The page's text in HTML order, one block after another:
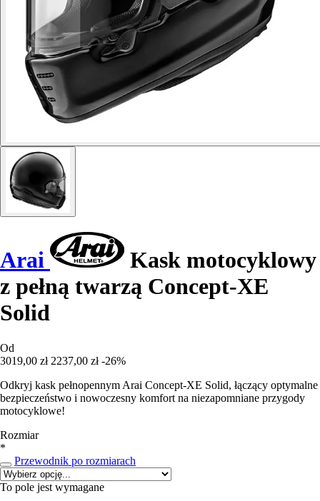
Arai
Kask motocyklowy
z pełną twarzą Concept-XE
Solid
Od
3019,00 zł 2237,00 zł -26%
Odkryj kask pełnopennym Arai Concept-XE Solid, łączący optymalne
bezpieczeństwo i nowoczesny komfort na niezapomniane przygody
motocyklowe!
Rozmiar
*
Przewodnik po rozmiarach
To pole jest wymagane